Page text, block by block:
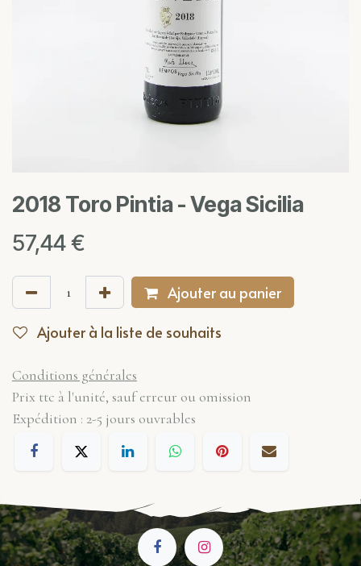
2018 Toro Pintia - Vega Sicilia
57,44€
Ajouter au panier
Ajouter à la liste de souhaits
Conditions générales
Prix ttc à l'unité, sauf erreur ou omission
Expédition : 2-5 jours ouvrables